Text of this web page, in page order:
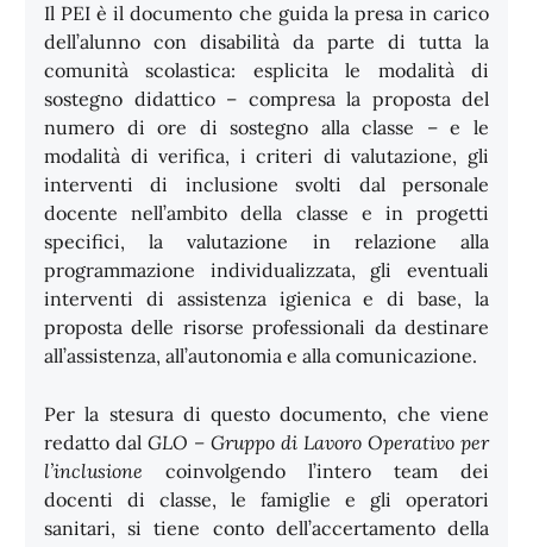
Il PEI è il documento che guida la presa in carico
dell’alunno con disabilità da parte di tutta la
comunità scolastica: esplicita le modalità di
sostegno didattico – compresa la proposta del
numero di ore di sostegno alla classe – e le
modalità di verifica, i criteri di valutazione, gli
interventi di inclusione svolti dal personale
docente nell’ambito della classe e in progetti
specifici, la valutazione in relazione alla
programmazione individualizzata, gli eventuali
interventi di assistenza igienica e di base, la
proposta delle risorse professionali da destinare
all’assistenza, all’autonomia e alla comunicazione.
Per la stesura di questo documento, che viene
redatto dal GLO – Gruppo di Lavoro Operativo per
l’inclusione coinvolgendo l’intero team dei
docenti di classe, le famiglie e gli operatori
sanitari, si tiene conto dell’accertamento della